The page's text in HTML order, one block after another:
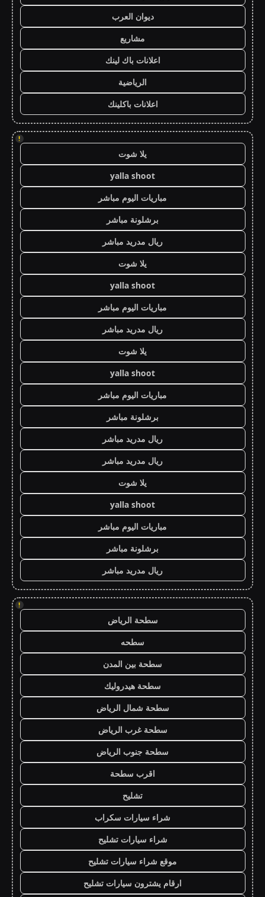
ديوان العرب
مشاريع
اعلانات باك لينك
الرياضية
اعلانات باكلينك
!
يلا شوت
yalla shoot
مباريات اليوم مباشر
برشلونة مباشر
ريال مدريد مباشر
يلا شوت
yalla shoot
مباريات اليوم مباشر
ريال مدريد مباشر
يلا شوت
yalla shoot
مباريات اليوم مباشر
برشلونة مباشر
ريال مدريد مباشر
ريال مدريد مباشر
يلا شوت
yalla shoot
مباريات اليوم مباشر
برشلونة مباشر
ريال مدريد مباشر
!
سطحة الرياض
سطحه
سطحة بين المدن
سطحة هيدروليك
سطحة شمال الرياض
سطحة غرب الرياض
سطحة جنوب الرياض
اقرب سطحة
تشليح
شراء سيارات سكراب
شراء سيارات تشليح
موقع شراء سيارات تشليح
ارقام يشترون سيارات تشليح